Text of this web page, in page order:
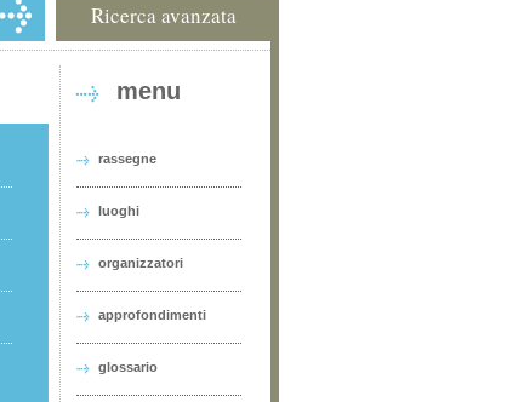
Ricerca avanzata
menu
rassegne
luoghi
organizzatori
approfondimenti
glossario